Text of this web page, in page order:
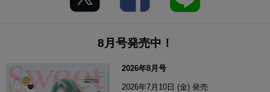
8月号発売中！
2026年8月号
2026年7月10日 (金) 発売